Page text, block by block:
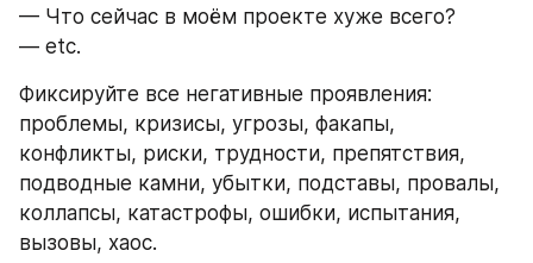
— Что сейчас в моём проекте хуже всего?
— etc.
Фиксируйте все негативные проявления:
проблемы, кризисы, угрозы, факапы,
конфликты, риски, трудности, препятствия,
подводные камни, убытки, подставы, провалы,
коллапсы, катастрофы, ошибки, испытания,
вызовы, хаос.